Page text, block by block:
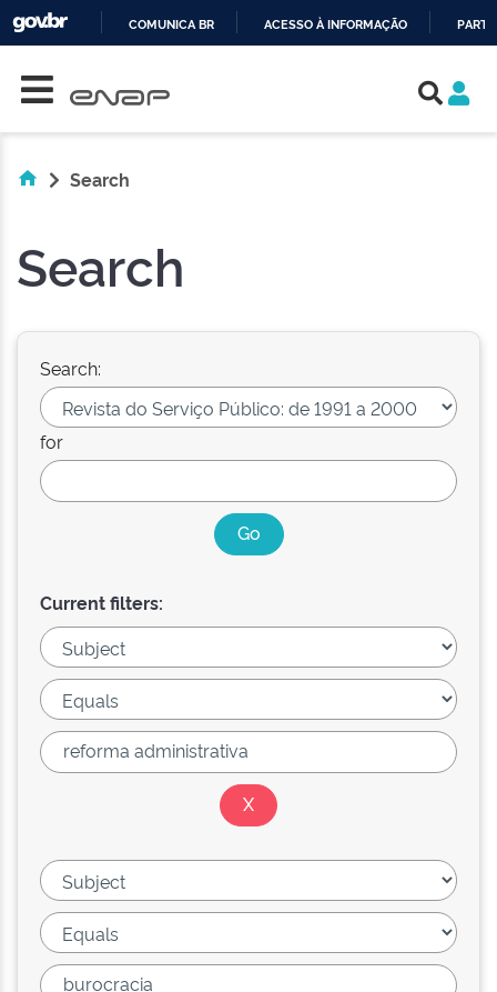
COMUNICA BR ACESSO À INFORMAÇÃO
Search
Search
Search:
for
Current filters: